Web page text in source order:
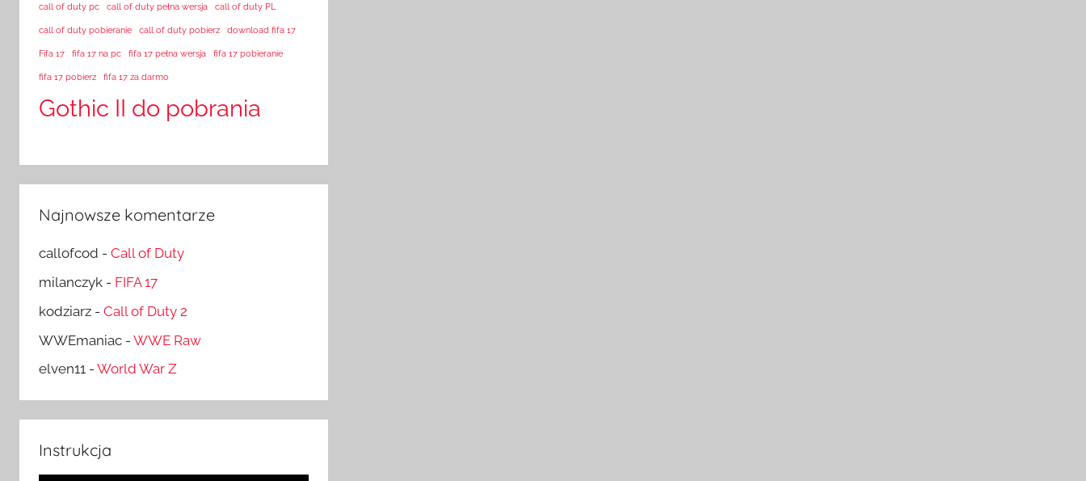
call of duty pc call of duty pełna wersja call of duty PL
call of duty pobieranie call of duty pobierz download fifa 17
Fifa 17 fifa 17 na pc fifa 17 pełna wersja fifa 17 pobieranie
fifa 17 pobierz fifa 17 za darmo
Gothic II do pobrania
Najnowsze komentarze
callofcod - Call of Duty
milanczyk - FIFA 17
kodziarz - Call of Duty 2
WWEmaniac - WWE Raw
elven11 - World War Z
Instrukcja